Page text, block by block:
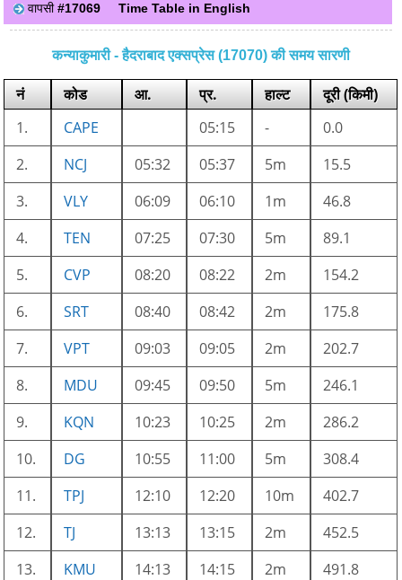
वापसी#17069 Time Table in English
कन्याकुमारी - हैदराबाद एक्सप्रेस (17070) की समय सारणी
नं कोड आ. प्र. हाल्ट
दूरी (किमी)
1.
CAPE 05:15 -
0.0
2.
NCJ 05:32 05:37 5m
15.5
3.
VLY 06:09 06:10 1m
46.8
4.
TEN 07:25 07:30 5m
89.1
5.
CVP 08:20 08:22 2m
154.2
6.
SRT 08:40 08:42 2m
175.8
7.
VPT 09:03 09:05 2m
202.7
8.
MDU 09:45 09:50 5m
246.1
9.
KQN 10:23 10:25 2m
286.2
10.
DG 10:55 11:00 5m
308.4
11.
TPJ 12:10 12:20 10m
402.7
12.
TJ 13:13 13:15 2m
452.5
13.
KMU 14:13 14:15 2m
491.8